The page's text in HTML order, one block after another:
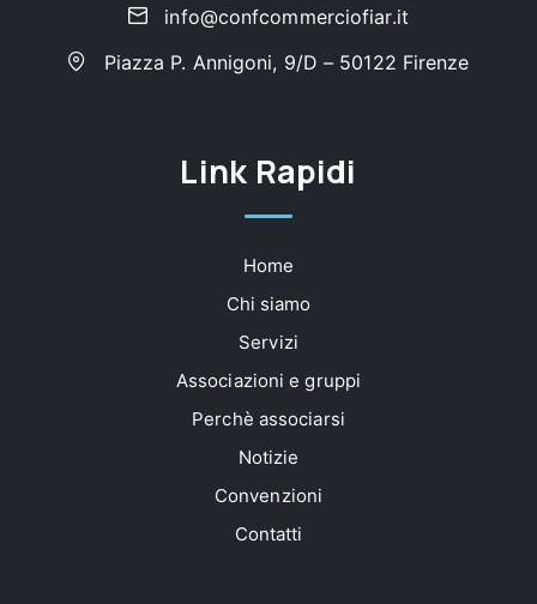
info@confcommerciofiar.it
Piazza P. Annigoni, 9/D – 50122 Firenze
Link Rapidi
Home
Chi siamo
Servizi
Associazioni e gruppi
Perchè associarsi
Notizie
Convenzioni
Contatti